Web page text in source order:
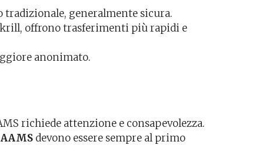
tradizionale, generalmente sicura.
offrono trasferimenti più rapidi e
anonimato.
richiede attenzione e consapevolezza.
devono essere sempre al primo